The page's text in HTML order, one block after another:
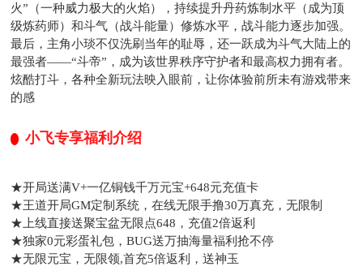
火”（一种威力极大的火焰），持续提升丹药炼制水平（成为顶
级炼药师）和斗气（战斗能量）修炼水平，战斗能力逐步加强。
最后，主角小琰不仅洗刷当年的耻辱，还一跃成为斗气大陆上的
最强者——“斗帝”，成为该世界秩序守护者和最高权力拥有者。
炫酷打斗，各种全新玩法映入眼前，让你体验前所未有游戏带来
的感
小飞专享福利介绍
★开局送满V+一亿铜钱千万元宝+648元充值卡
★王道开局GM定制系统，在线无限手撸30万真充，无限制
★上线直接送聚宝盆无限点648，充值2倍返利
★独家0元彩蛋礼包，BUG送万抽海量福利抢不停
★无限元宝，无限领,首充5倍返利，送神玉